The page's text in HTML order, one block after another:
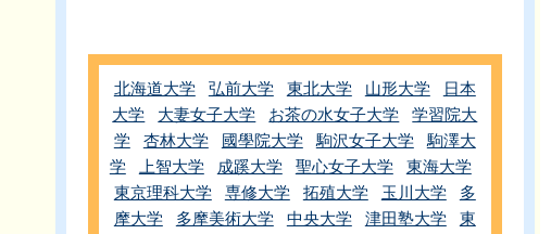
北海道大学 弘前大学 東北大学 山形大学
日本
大学
大妻女子大学 お茶の水女子大学
学習院大
学
杏林大学 國學院大学 駒沢女子大学
駒澤大
学
上智大学 成蹊大学 聖心女子大学
東海大学
東京理科大学
専修大学 拓殖大学 玉川大学
多
摩大学
多摩美術大学 中央大学 津田塾大学
東